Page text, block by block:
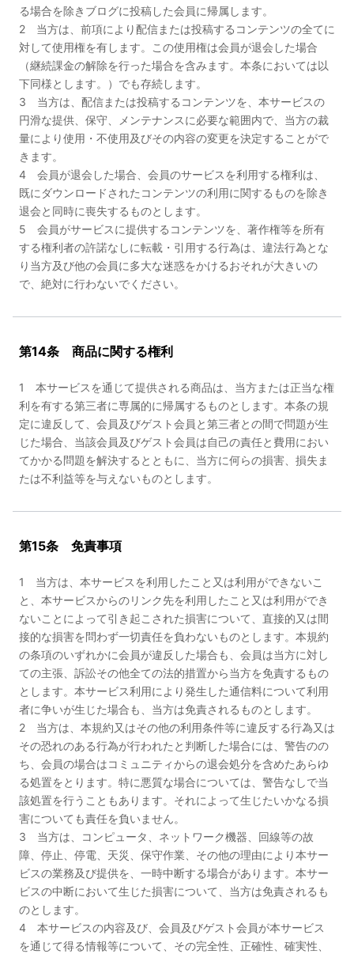
る場合を除きブログに投稿した会員に帰属します。
2 当方は、前項により配信または投稿するコンテンツの全てに
対して使用権を有します。この使用権は会員が退会した場合
（継続課金の解除を行った場合を含みます。本条においては以
下同様とします。）でも存続します。
3 当方は、配信または投稿するコンテンツを、本サービスの
円滑な提供、保守、メンテナンスに必要な範囲内で、当方の裁
量により使用・不使用及びその内容の変更を決定することがで
きます。
4 会員が退会した場合、会員のサービスを利用する権利は、
既にダウンロードされたコンテンツの利用に関するものを除き
退会と同時に喪失するものとします。
5 会員がサービスに提供するコンテンツを、著作権等を所有
する権利者の許諾なしに転載・引用する行為は、違法行為とな
り当方及び他の会員に多大な迷惑をかけるおそれが大きいの
で、絶対に行わないでください。
第14条 商品に関する権利
1 本サービスを通じて提供される商品は、当方または正当な権
利を有する第三者に専属的に帰属するものとします。本条の規
定に違反して、会員及びゲスト会員と第三者との間で問題が生
じた場合、当該会員及びゲスト会員は自己の責任と費用におい
てかかる問題を解決するとともに、当方に何らの損害、損失ま
たは不利益等を与えないものとします。
第15条 免責事項
1 当方は、本サービスを利用したこと又は利用ができないこ
と、本サービスからのリンク先を利用したこと又は利用ができ
ないことによって引き起こされた損害について、直接的又は間
接的な損害を問わず一切責任を負わないものとします。本規約
の条項のいずれかに会員が違反した場合も、会員は当方に対し
ての主張、訴訟その他全ての法的措置から当方を免責するもの
とします。本サービス利用により発生した通信料について利用
者に争いが生じた場合も、当方は免責されるものとします。
2 当方は、本規約又はその他の利用条件等に違反する行為又は
その恐れのある行為が行われたと判断した場合には、警告のの
ち、会員の場合はコミュニティからの退会処分を含めたあらゆ
る処置をとります。特に悪質な場合については、警告なしで当
該処置を行うこともあります。それによって生じたいかなる損
害についても責任を負いません。
3 当方は、コンピュータ、ネットワーク機器、回線等の故
障、停止、停電、天災、保守作業、その他の理由により本サー
ビスの業務及び提供を、一時中断する場合があります。本サー
ビスの中断において生じた損害について、当方は免責されるも
のとします。
4 本サービスの内容及び、会員及びゲスト会員が本サービス
を通じて得る情報等について、その完全性、正確性、確実性、